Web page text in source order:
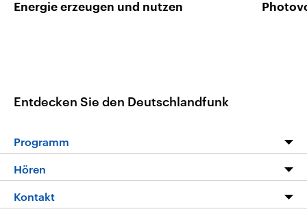
Energie erzeugen und nutzen
Entdecken Sie den Deutschlandfunk
Programm
Die Nachrichten
Hören
Livestream
Kontakt